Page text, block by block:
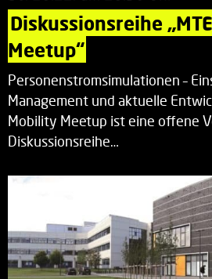
Diskussionsreihe
Meetup“
Personenstromsimulationen –
Management und aktuelle
Mobility Meetup ist eine offene
Diskussionsreihe…